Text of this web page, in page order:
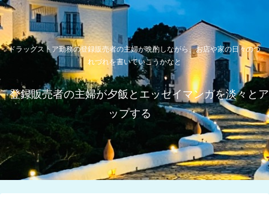
ドラッグストア勤務の登録販売者の主婦が晩酌しながら、お店や家の日々のつ
れづれを書いていこうかなと
登録販売者の主婦が夕飯とエッセイマンガを淡々とア
ップする